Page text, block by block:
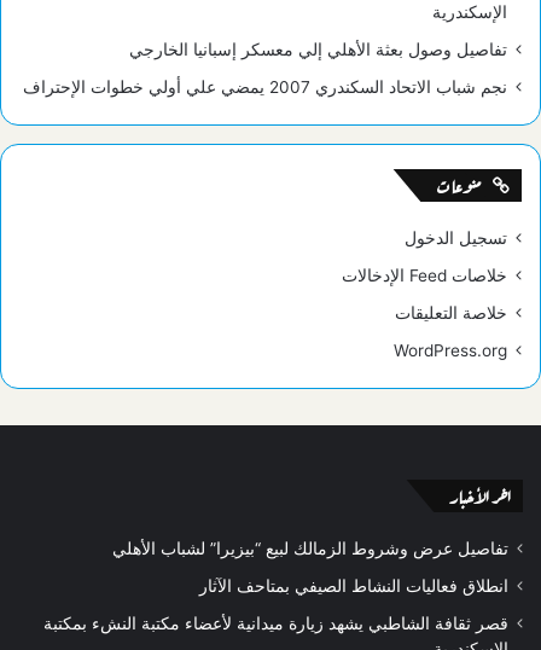
الإسكندرية
تفاصيل وصول بعثة الأهلي إلي معسكر إسبانيا الخارجي
نجم شباب الاتحاد السكندري 2007 يمضي علي أولي خطوات الإحتراف
منوعات
تسجيل الدخول
خلاصات Feed الإدخالات
خلاصة التعليقات
WordPress.org
اخر الأخبار
تفاصيل عرض وشروط الزمالك لبيع “بيزيرا” لشباب الأهلي
انطلاق فعاليات النشاط الصيفي بمتاحف الآثار
قصر ثقافة الشاطبي يشهد زيارة ميدانية لأعضاء مكتبة النشء بمكتبة